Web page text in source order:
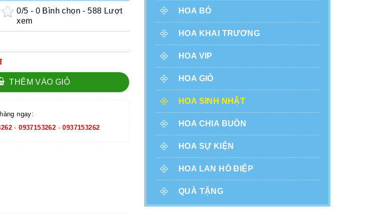
0/5 - 0 Bình chọn - 588 Lượt
xem
THÊM VÀO GIỎ
ngay:
-0937153262 -0937153262
HOA BÓ
HOA KHAI TRƯƠNG
HOA VIP
HOA GIỎ
HOA SINH NHẬT
HOA CHIA BUỒN
HOA SỰ KIỆN
HOA LAN HỒ ĐIỆP
QUÀ TẶNG